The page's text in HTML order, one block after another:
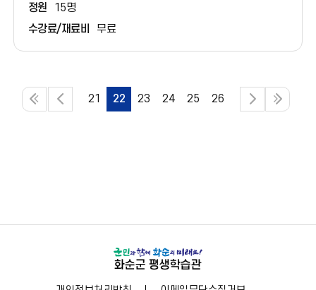
정원
15명
수강료/재료비
무료
21 22 23 24 25 26